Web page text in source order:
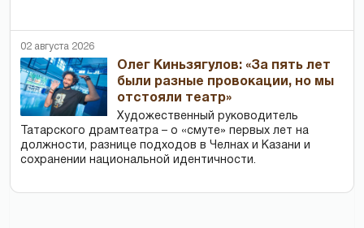
02 августа 2026
Олег Киньзягулов: «За пять лет
были разные провокации, но мы
отстояли театр»
Художественный руководитель
Татарского драмтеатра – о «смуте» первых лет на
должности, разнице подходов в Челнах и Казани и
сохранении национальной идентичности.